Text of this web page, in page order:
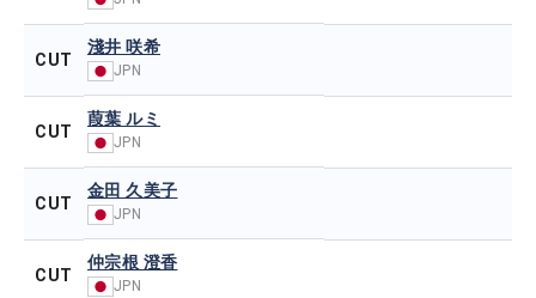
CUT
淺井 咲希
JPN
CUT
葭葉 ルミ
JPN
CUT
金田 久美子
JPN
CUT
仲宗根 澄香
JPN